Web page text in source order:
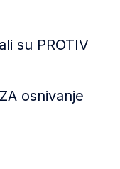
su PROTIV
osnivanje